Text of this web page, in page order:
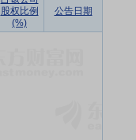
股权比例
(%)
公告日期